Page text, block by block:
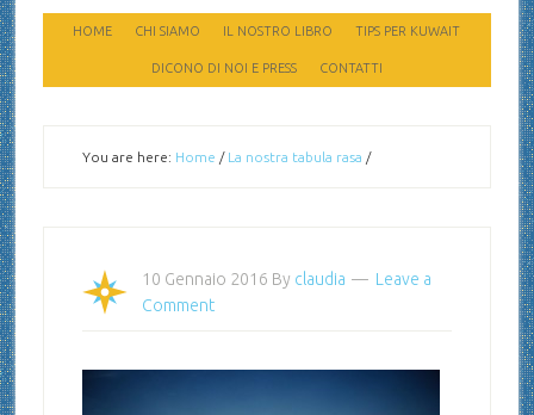
HOME CHI SIAMO IL NOSTRO LIBRO TIPS PER KUWAIT
DICONO DI NOI E PRESS CONTATTI
You are here: Home / La nostra tabula rasa /
10 Gennaio 2016 By claudia
Leave a
Comment